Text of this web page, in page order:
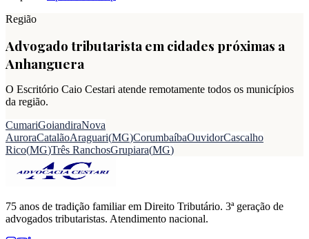
Região
Advogado tributarista em cidades próximas a
Anhanguera
O Escritório Caio Cestari atende remotamente todos os municípios
da região.
CumariGoiandiraNova
AuroraCatalãoAraguari(MG)CorumbaíbaOuvidorCascalho
Rico(MG)Três RanchosGrupiara(MG)
75 anos de tradição familiar em Direito Tributário. 3ª geração de
advogados tributaristas. Atendimento nacional.